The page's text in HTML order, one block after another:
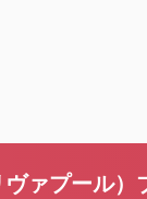
ヴァプール